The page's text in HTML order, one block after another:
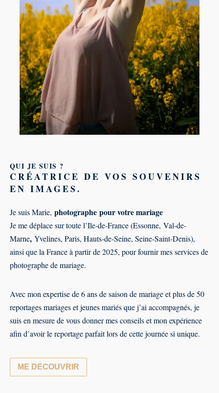
QUI JE SUIS ?
CRÉATRICE DE VOS SOUVENIRS
EN IMAGES.
Je suis Marie, photographe pour votre mariage
Je me déplace sur toute l’Ile-de-France (Essonne, Val-de-
Marne, Yvelines, Paris, Hauts-de-Seine, Seine-Saint-Denis),
ainsi que la France à partir de 2025, pour fournir mes services de
photographe de mariage.
Avec mon expertise de 6 ans de saison de mariage et plus de 50
reportages mariages et jeunes mariés que j’ai accompagnés, je
suis en mesure de vous donner mes conseils et mon expérience
afin d’avoir le reportage parfait lors de cette journée si unique.
ME DECOUVRIR